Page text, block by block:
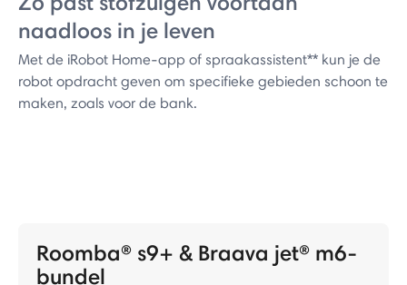
naadloos in je leven
Met de iRobot Home-app of spraakassistent** kun je de
robot opdracht geven om specifieke gebieden schoon te
maken, zoals voor de bank.
Roomba® s9+ & Braava jet® m6-
bundel